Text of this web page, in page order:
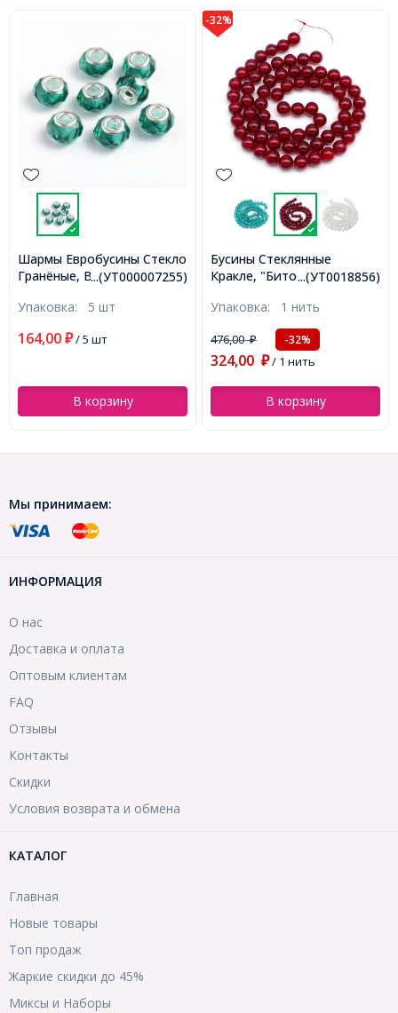
...(УТ0018856)
Бусины Стеклянные
Кракле, "Битое Стекло"
12мм, Отверстие 2мм,
(УТ0018856)
Упаковка: 1 нить
476,00₽ -32%
В корзину
-28%
...(УТ0029010)
Шармы Евробусины с
Кулоном, Сердце, Металл с
Размер: 26мм, Отв. 5мм,
(УТ0029010)
Упаковка: 2 шт
168,00₽ -28%
121,00 ₽/ 2 шт
В корзину
Мы принимаем:
ИНФОРМАЦИЯ
О нас
Доставка и оплата
Оптовым клиентам
FAQ
Отзывы
Контакты
Скидки
Условия возврата и обмена
КАТАЛОГ
Главная
Новые товары
Топ продаж
Жаркие скидки до 45%
Миксы и Наборы